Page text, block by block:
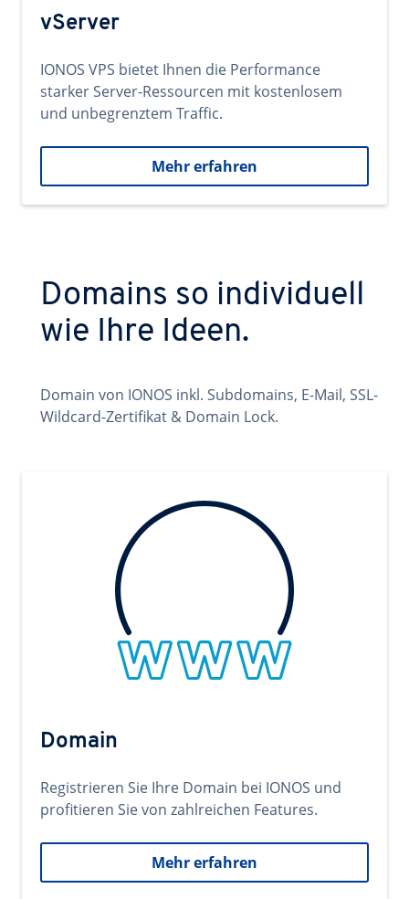
vServer
IONOS VPS bietet Ihnen die Performance
starker Server-Ressourcen mit kostenlosem
und unbegrenztem Traffic.
Mehr erfahren
Domains so individuell
wie Ihre Ideen.
Domain von IONOS inkl. Subdomains, E-Mail, SSL-
Wildcard-Zertifikat & Domain Lock.
Domain
Registrieren Sie Ihre Domain bei IONOS und
profitieren Sie von zahlreichen Features.
Mehr erfahren